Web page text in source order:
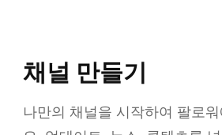
채널 만들기
나만의 채널을 시작하여 팔로